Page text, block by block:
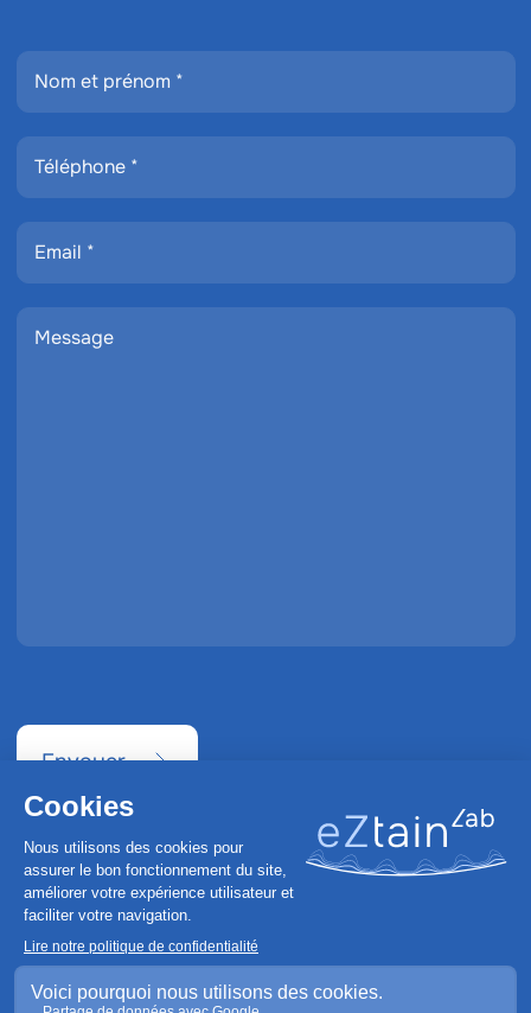
Envoyer
eZtain Lab ©
2026 Tous droits réservés
Conception et réalisation :
CGV